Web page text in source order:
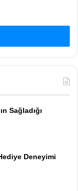
Sağladığı
Deneyimi